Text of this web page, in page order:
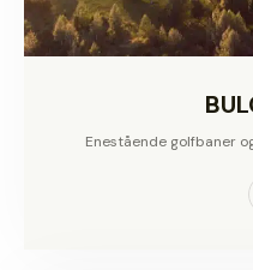
Enestående golfbaner